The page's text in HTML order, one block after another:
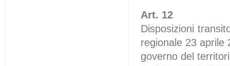
Art. 12
Disposizioni
regionale 23 aprile
governo del